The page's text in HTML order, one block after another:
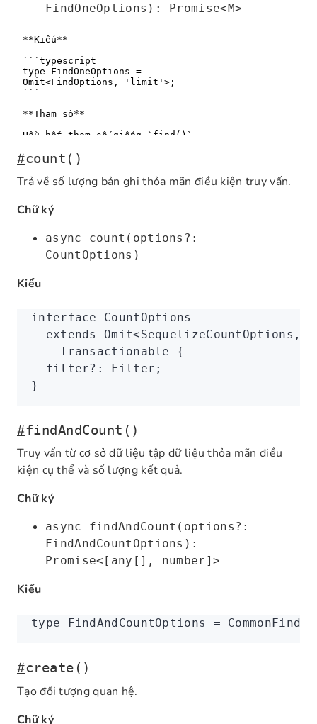
FindOneOptions): Promise<M>
#count()
Trả về số lượng bản ghi thỏa mãn điều kiện truy vấn.
Chữ ký
async count(options?:
CountOptions)
Kiểu
interface CountOptions
  extends
Omit<SequelizeCountOptions ,
    Transactionable
{
  filter
?: Filter ;
}
#findAndCount()
Truy vấn từ cơ sở dữ liệu tập dữ liệu thỏa mãn điều
kiện cụ thể và số lượng kết quả.
Chữ ký
async findAndCount(options?:
FindAndCountOptions):
Promise<[any[], number]>
Kiểu
type FindAndCountOptions =
#create()
Tạo đối tượng quan hệ.
Chữ ký